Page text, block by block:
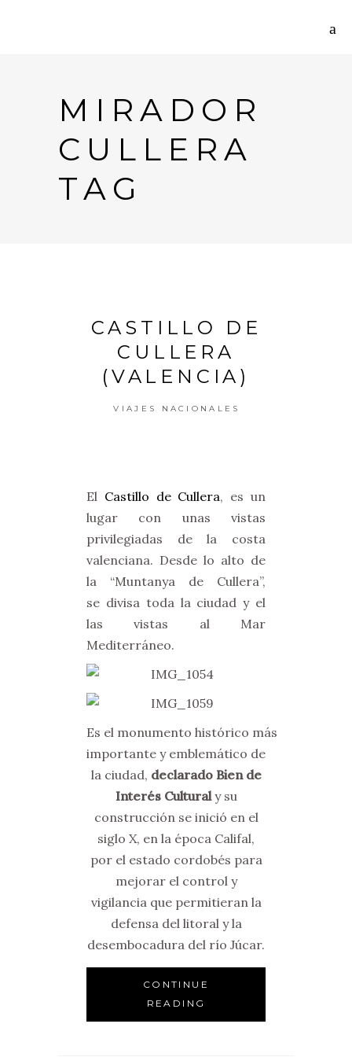
MIRADOR
CULLERA
TAG
CASTILLO DE
CULLERA
(VALENCIA)
VIAJES NACIONALES
El Castillo de Cullera, es un
lugar con unas vistas
privilegiadas de la costa
valenciana. Desde lo alto de
la “Muntanya de Cullera”,
se divisa toda la ciudad y el
las vistas al Mar
Mediterráneo.
Es el monumento histórico más
importante y emblemático de
la ciudad, declarado Bien de
Interés Culturaly su
construcción se inició en el
siglo X, en la época Califal,
por el estado cordobés para
mejorar el control y
vigilancia que permitieran la
defensa del litoral y la
desembocadura del río Júcar.
CONTINUE
READING